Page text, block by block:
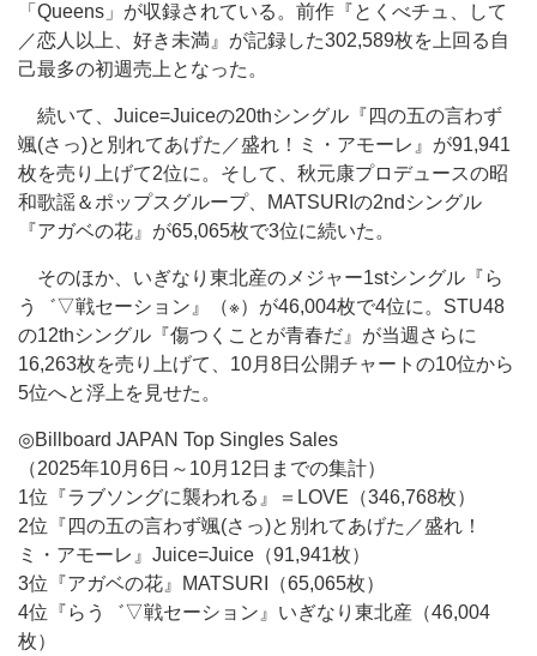
「Queens」が収録されている。前作『とくべチュ、して
／恋人以上、好き未満』が記録した302,589枚を上回る自
己最多の初週売上となった。
続いて、Juice=Juiceの20thシングル『四の五の言わず
颯(さっ)と別れてあげた／盛れ！ミ・アモーレ』が91,941
枚を売り上げて2位に。そして、秋元康プロデュースの昭
和歌謡＆ポップスグループ、MATSURIの2ndシングル
『アガベの花』が65,065枚で3位に続いた。
そのほか、いぎなり東北産のメジャー1stシングル『ら
う゛▽戦セーション』（※）が46,004枚で4位に。STU48
の12thシングル『傷つくことが青春だ』が当週さらに
16,263枚を売り上げて、10月8日公開チャートの10位から
5位へと浮上を見せた。
◎Billboard JAPAN Top Singles Sales
（2025年10月6日～10月12日までの集計）
1位『ラブソングに襲われる』＝LOVE（346,768枚）
2位『四の五の言わず颯(さっ)と別れてあげた／盛れ！
ミ・アモーレ』Juice=Juice（91,941枚）
3位『アガベの花』MATSURI（65,065枚）
4位『らう゛▽戦セーション』いぎなり東北産（46,004
枚）